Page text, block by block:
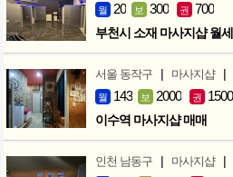
월 20 보 300 권 700
부천시 소재 마사지샵 월
서울 동작구 | 마사지샵 |
월 143 보 2000 권 1500
이수역 마사지샵 매매
인천 남동구 | 마사지샵 |